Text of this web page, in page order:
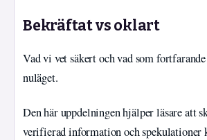
Bekräftat vs oklart
Vad vi vet säkert och vad som
nuläget.
Den här uppdelningen hjälper läsare att
verifierad information och spekulationer